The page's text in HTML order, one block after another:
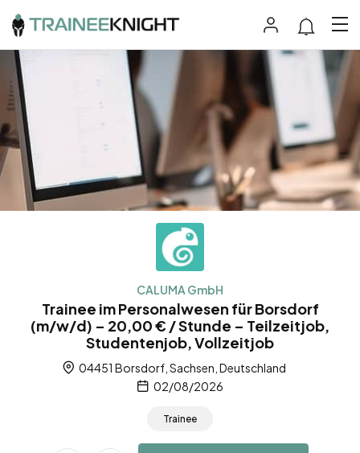
CALUMA GmbH
Trainee im Personalwesen für Borsdorf
(m/w/d) – 20,00 € / Stunde – Teilzeitjob,
Studentenjob, Vollzeitjob
04451 Borsdorf, Sachsen, Deutschland
02/08/2026
Trainee